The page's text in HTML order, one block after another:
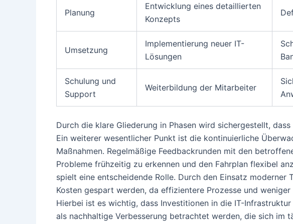
Planung
Entwicklung eines detaillierten
Konzepts
Umsetzung
Implementierung neuer IT-
Lösungen
Schulung und
Support
Weiterbildung der Mitarbeiter
Durch die klare Gliederung in Phasen wird sichergestellt,
Ein weiterer wesentlicher Punkt ist die kontinuierliche
Maßnahmen. Regelmäßige Feedbackrunden mit den
Probleme frühzeitig zu erkennen und den Fahrplan flexibel
spielt eine entscheidende Rolle. Durch den Einsatz moderner
Kosten gespart werden, da effizientere Prozesse und
Hierbei ist es wichtig, dass Investitionen in die IT-
als nachhaltige Verbesserung betrachtet werden, die sich im